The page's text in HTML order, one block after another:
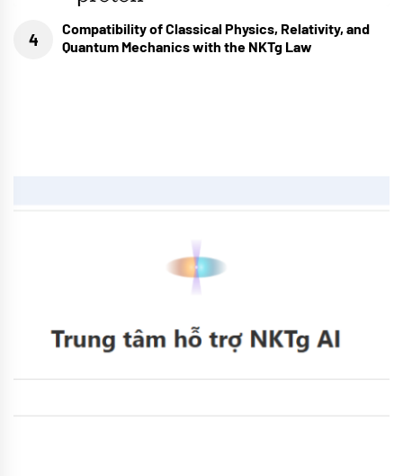
Compatibility of Classical Physics, Relativity, and
Quantum Mechanics with the NKTg Law